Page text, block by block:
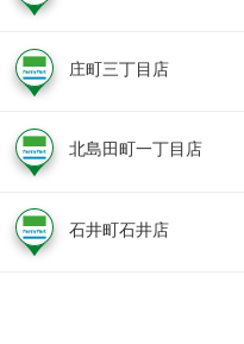
庄町三丁目店
北島田町一丁目店
石井町石井店